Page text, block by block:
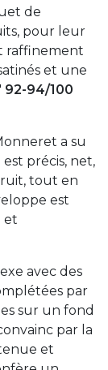
de
pour leur
raffinement
et une
92-94/100
a su
précis, net,
tout en
est
et
avec des
par
sur un fond
par la
et